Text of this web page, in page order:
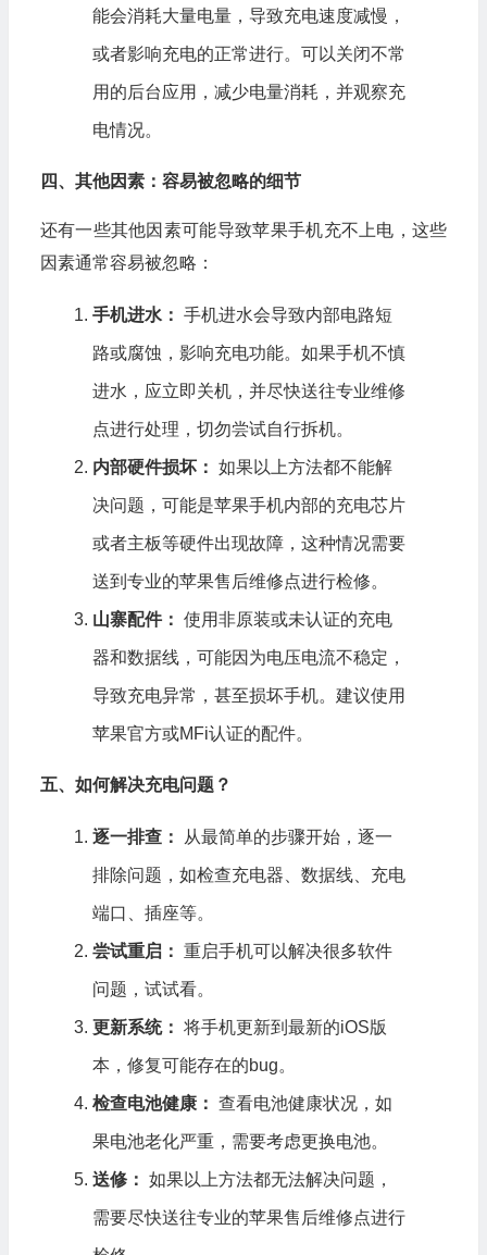
能会消耗大量电量，导致充电速度减慢，
或者影响充电的正常进行。可以关闭不常
用的后台应用，减少电量消耗，并观察充
电情况。
四、其他因素：容易被忽略的细节
还有一些其他因素可能导致苹果手机充不上电，这些
因素通常容易被忽略：
手机进水： 手机进水会导致内部电路短
路或腐蚀，影响充电功能。如果手机不慎
进水，应立即关机，并尽快送往专业维修
点进行处理，切勿尝试自行拆机。
内部硬件损坏： 如果以上方法都不能解
决问题，可能是苹果手机内部的充电芯片
或者主板等硬件出现故障，这种情况需要
送到专业的苹果售后维修点进行检修。
山寨配件： 使用非原装或未认证的充电
器和数据线，可能因为电压电流不稳定，
导致充电异常，甚至损坏手机。建议使用
苹果官方或MFi认证的配件。
五、如何解决充电问题？
逐一排查： 从最简单的步骤开始，逐一
排除问题，如检查充电器、数据线、充电
端口、插座等。
尝试重启： 重启手机可以解决很多软件
问题，试试看。
更新系统： 将手机更新到最新的iOS版
本，修复可能存在的bug。
检查电池健康： 查看电池健康状况，如
果电池老化严重，需要考虑更换电池。
送修： 如果以上方法都无法解决问题，
需要尽快送往专业的苹果售后维修点进行